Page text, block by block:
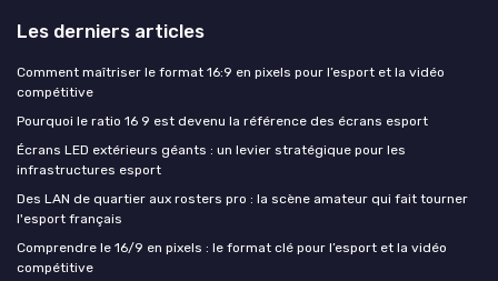
Les derniers articles
Comment maîtriser le format 16:9 en pixels pour l’esport et la vidéo
compétitive
Pourquoi le ratio 16 9 est devenu la référence des écrans esport
Écrans LED extérieurs géants : un levier stratégique pour les
infrastructures esport
Des LAN de quartier aux rosters pro : la scène amateur qui fait tourner
l'esport français
Comprendre le 16/9 en pixels : le format clé pour l’esport et la vidéo
compétitive